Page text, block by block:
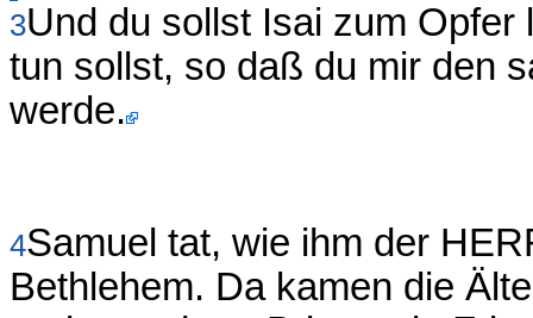
3Und du sollst Isai zum
tun sollst, so daß du mir den
werde.
4Samuel tat, wie ihm der
Bethlehem. Da kamen die